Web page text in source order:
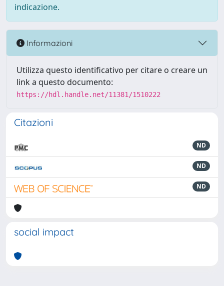
indicazione.
Informazioni
Utilizza questo identificativo per citare o creare un
link a questo documento:
https://hdl.handle.net/11381/1510222
Citazioni
ND
ND
ND
social impact